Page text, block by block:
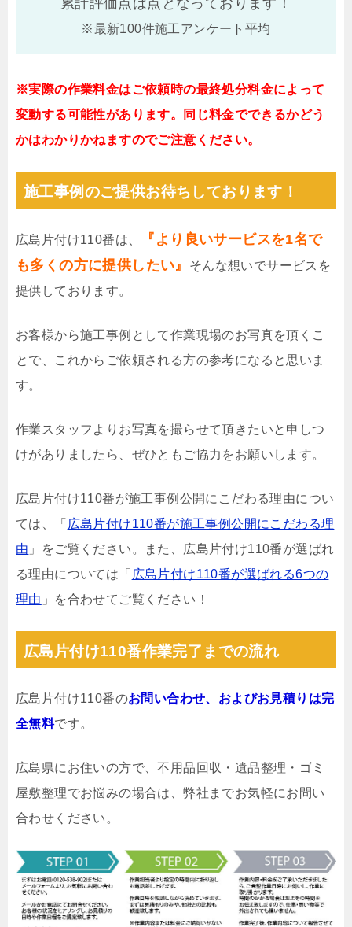
※最新100件施工アンケート平均
※実際の作業料金はご依頼時の最終処分料金によって
変動する可能性があります。同じ料金でできるかどう
かはわかりかねますのでご注意ください。
施工事例のご提供お待ちしております！
広島片付け110番は、
『より良いサービスを1名で
も多くの方に提供したい』
そんな想いでサービスを
提供しております。
お客様から施工事例として作業現場のお写真を頂くこ
とで、これからご依頼される方の参考になると思いま
す。
作業スタッフよりお写真を撮らせて頂きたいと申しつ
けがありましたら、ぜひともご協力をお願いします。
広島片付け110番が施工事例公開にこだわる理由につい
ては、「 広島片付け110番が施工事例公開にこだわる理
由 」をご覧ください。また、広島片付け110番が選ばれ
る理由については「 広島片付け110番が選ばれる6つの
理由 」を合わせてご覧ください！
広島片付け110番作業完了までの流れ
広島片付け110番のお問い合わせ、およびお見積りは完
全無料です。
広島県にお住いの方で、不用品回収・遺品整理・ゴミ
屋敷整理でお悩みの場合は、弊社までお気軽にお問い
合わせください。